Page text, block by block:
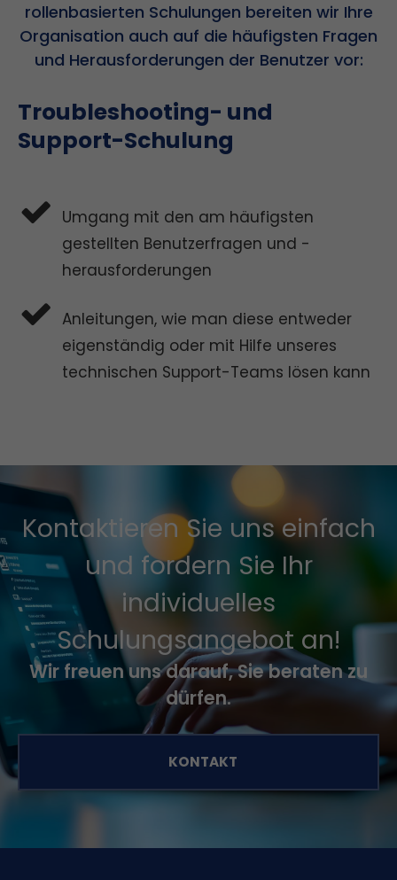
rollenbasierten Schulungen bereiten wir Ihre
Organisation auch auf die häufigsten Fragen
und Herausforderungen der Benutzer vor:
Troubleshooting- und
Support-Schulung
Umgang mit den am häufigsten
gestellten Benutzerfragen und -
herausforderungen
Anleitungen, wie man diese entweder
eigenständig oder mit Hilfe unseres
technischen Support-Teams lösen kann
Kontaktieren Sie uns einfach
und fordern Sie Ihr
individuelles
Schulungsangebot an!
Wir freuen uns darauf, Sie beraten zu
dürfen.
KONTAKT